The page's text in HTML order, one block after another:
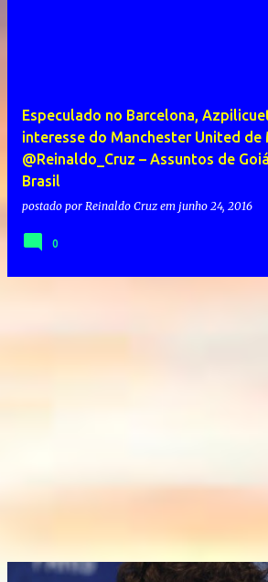
Especulado no Barcelona,
interesse do Manchester United de
@Reinaldo_Cruz – Assuntos de
Brasil
postado por Reinaldo Cruz em junho 24, 2016
0